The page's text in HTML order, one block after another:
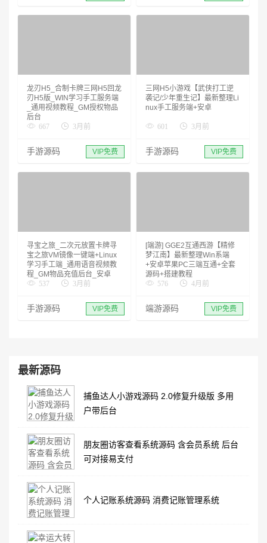
龙刃H5_合制卡牌三网H5回龙
刃H5版_WIN学习手工服务端
_通用视频教程_GM授权物品
后台
667 3月前
手游源码 VIP免费
三网H5小游戏【武侠打工逆
袭记/少年重生记】最新整理Li
nux手工服务端+安卓
601 3月前
手游源码 VIP免费
寻宝之旅_二次元放置卡牌寻
宝之旅VM镜像一键端+Linux
学习手工端_通用语音视频教
程_GM物品充值后台_安卓
537 3月前
手游源码 VIP免费
[端游] GGE2互通西游【精修
梦江南】最新整理Win系端
+安卓苹果PC三端互通+全套
源码+搭建教程
576 4月前
端游源码 VIP免费
最新源码
捕鱼达人小游戏源码 2.0修复升级版 多用
户带后台
朋友圈访客查看系统源码 含会员系统 后台
可对接易支付
个人记账系统源码 消费记账管理系统